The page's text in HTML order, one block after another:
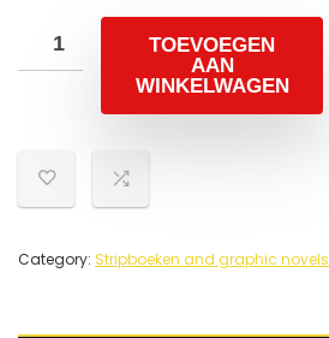
TOEVOEGEN
AAN
WINKELWAGEN
Category: Stripboeken and graphic novels